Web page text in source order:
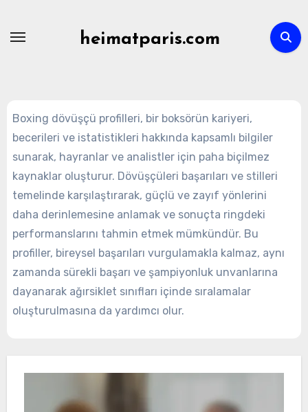
heimatparis.com
Boxing dövüşçü profilleri, bir boksörün kariyeri,
becerileri ve istatistikleri hakkında kapsamlı bilgiler
sunarak, hayranlar ve analistler için paha biçilmez
kaynaklar oluşturur. Dövüşçüleri başarıları ve stilleri
temelinde karşılaştırarak, güçlü ve zayıf yönlerini
daha derinlemesine anlamak ve sonuçta ringdeki
performanslarını tahmin etmek mümkündür. Bu
profiller, bireysel başarıları vurgulamakla kalmaz, aynı
zamanda sürekli başarı ve şampiyonluk unvanlarına
dayanarak ağırsiklet sınıfları içinde sıralamalar
oluşturulmasına da yardımcı olur.